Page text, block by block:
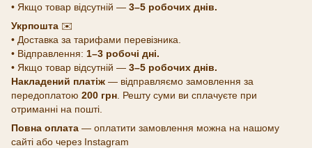
• Якщо товар відсутній — 3–5 робочих днів.
Укрпошта ✉️
• Доставка за тарифами перевізника.
• Відправлення: 1–3 робочі дні.
• Якщо товар відсутній — 3–5 робочих днів.
Накладений платіж — відправляємо замовлення за
передоплатою 200 грн . Решту суми ви сплачуєте при
отриманні на пошті.
Повна оплата — оплатити замовлення можна на нашому
сайті або через Instagram